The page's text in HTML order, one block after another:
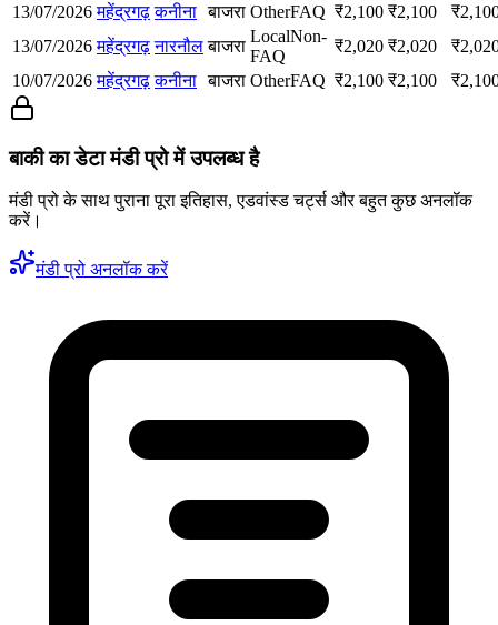
13/07/2026 महेंद्रगढ़ कनीना बाजरा OtherFAQ ₹2,100 ₹2,100 ₹
13/07/2026 महेंद्रगढ़ नारनौल बाजरा
LocalNon-
FAQ
₹2,020 ₹2,020 ₹
10/07/2026 महेंद्रगढ़ कनीना बाजरा OtherFAQ ₹2,100 ₹2,100 ₹
बाकी का डेटा मंडी प्रो में उपलब्ध है
मंडी प्रो के साथ पुराना पूरा इतिहास, एडवांस्ड चर्ट्स और बहुत कुछ अनलॉक
करें।
मंडी प्रो अनलॉक करें